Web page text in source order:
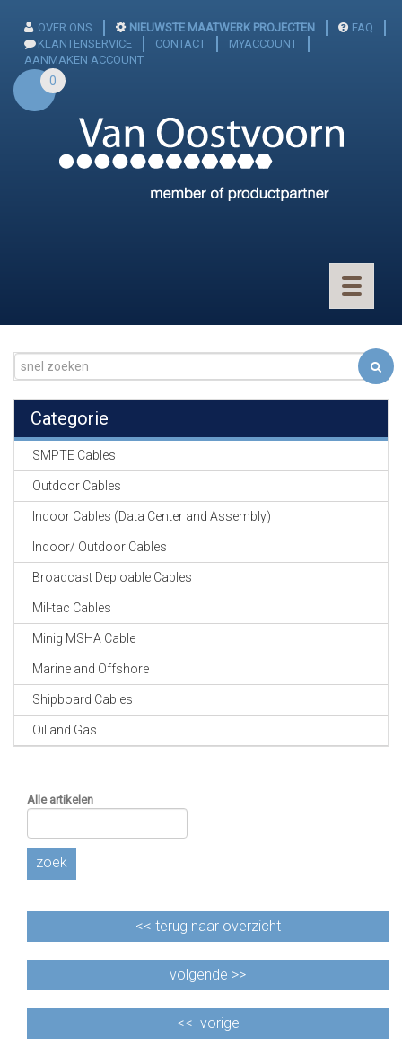
OVER ONS NIEUWSTE MAATWERK PROJECTEN
FAQ
KLANTENSERVICE
CONTACT
MYACCOUNT
AANMAKEN ACCOUNT
0
Toggle
GEVLOCHTEN KOUS
KRIMP KOUS
KOPER KABEL
OP ROL
FIBER CABLE
GE-ASSEMBLEERDE
CABLE EQUIPEMENTS
Categorie
SMPTE Cables
Outdoor Cables
Indoor Cables (Data Center and Assembly)
Indoor/ Outdoor Cables
Broadcast Deploable Cables
Mil-tac Cables
Minig MSHA Cable
Marine and Offshore
Shipboard Cables
Oil and Gas
Alle artikelen
zoek
<< terug naar overzicht
volgende >>
<< vorige